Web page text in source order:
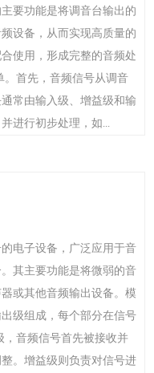
要功能是将调音台输出的
设备，从而实现高质量的
使用，形成完整的音频处
首先，音频信号从调音
常由输入级、增益级和输
进行初步处理，如...
电子设备，广泛应用于音
其主要功能是将微弱的音
或其他音频输出设备。模
级组成，每个部分在信号
音频信号首先被接收并
。增益级则负责对信号进